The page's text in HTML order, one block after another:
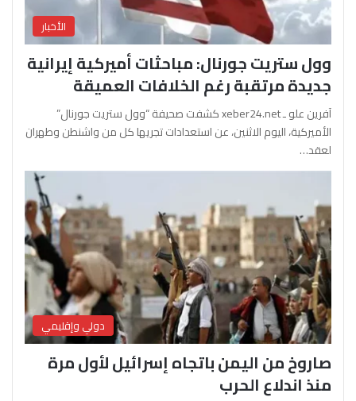
الأخبار
وول ستريت جورنال: مباحثات أميركية إيرانية
جديدة مرتقبة رغم الخلافات العميقة
آفرين علو ـ xeber24.net كشفت صحيفة “وول ستريت جورنال”
الأميركية، اليوم الاثنين، عن استعدادات تجريها كل من واشنطن وطهران
لعقد…
دولي وإقليمي
صاروخ من اليمن باتجاه إسرائيل لأول مرة
منذ اندلاع الحرب